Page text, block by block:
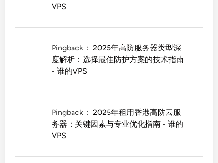
VPS
Pingback：2025年高防服务器类型深
度解析：选择最佳防护方案的技术指南
- 谁的VPS
Pingback：2025年租用香港高防云服
务器：关键因素与专业优化指南 - 谁的
VPS